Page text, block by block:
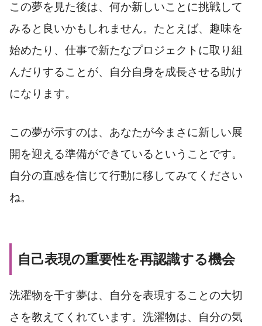
この夢を見た後は、何か新しいことに挑戦して
みると良いかもしれません。たとえば、趣味を
始めたり、仕事で新たなプロジェクトに取り組
んだりすることが、自分自身を成長させる助け
になります。
この夢が示すのは、あなたが今まさに新しい展
開を迎える準備ができているということです。
自分の直感を信じて行動に移してみてください
ね。
自己表現の重要性を再認識する機会
洗濯物を干す夢は、自分を表現することの大切
さを教えてくれています。洗濯物は、自分の気